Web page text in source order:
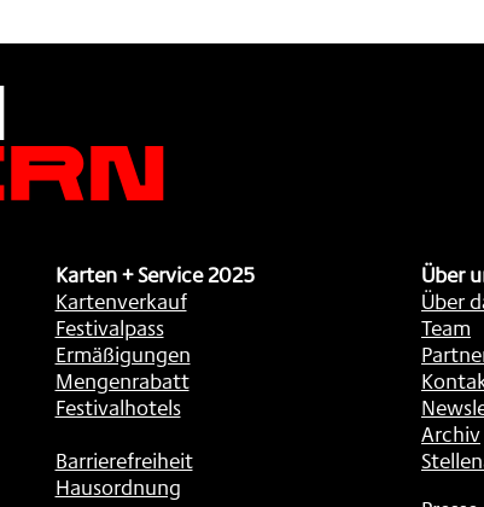
Karten + Service 2025
Kartenverkauf
Festivalpass
Ermäßigungen
Mengenrabatt
Festivalhotels
Barrierefreiheit
Hausordnung
Über
Über
Team
Archiv